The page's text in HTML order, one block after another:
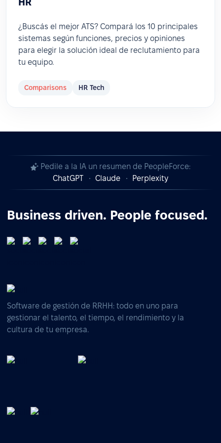
¿Buscás el mejor ATS? Compará los 10 principales
sistemas según funciones, precios y opiniones
para elegir la solución ideal de reclutamiento para
tu equipo.
Comparisons HR Tech
Pedile a la IA un resumen de PeopleForce:
ChatGPT
Claude Perplexity
Business driven. People focused.
Software de gestión de RRHH: todo en uno para
gestionar el talento, el tiempo, el rendimiento y la
cultura de tu empresa.